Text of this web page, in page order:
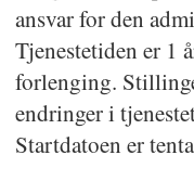
flere
ansvar for den
Tjenestetiden er 1
forlenging.
endringer i
Startdatoen er